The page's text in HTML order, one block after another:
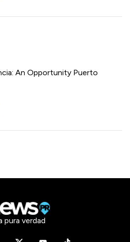
An Opportunity Puerto
pura verdad